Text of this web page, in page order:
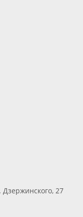
27